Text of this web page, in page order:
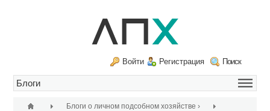
Поиск
Войти Регистрация
Блоги о личном подсобном хозяйстве ›